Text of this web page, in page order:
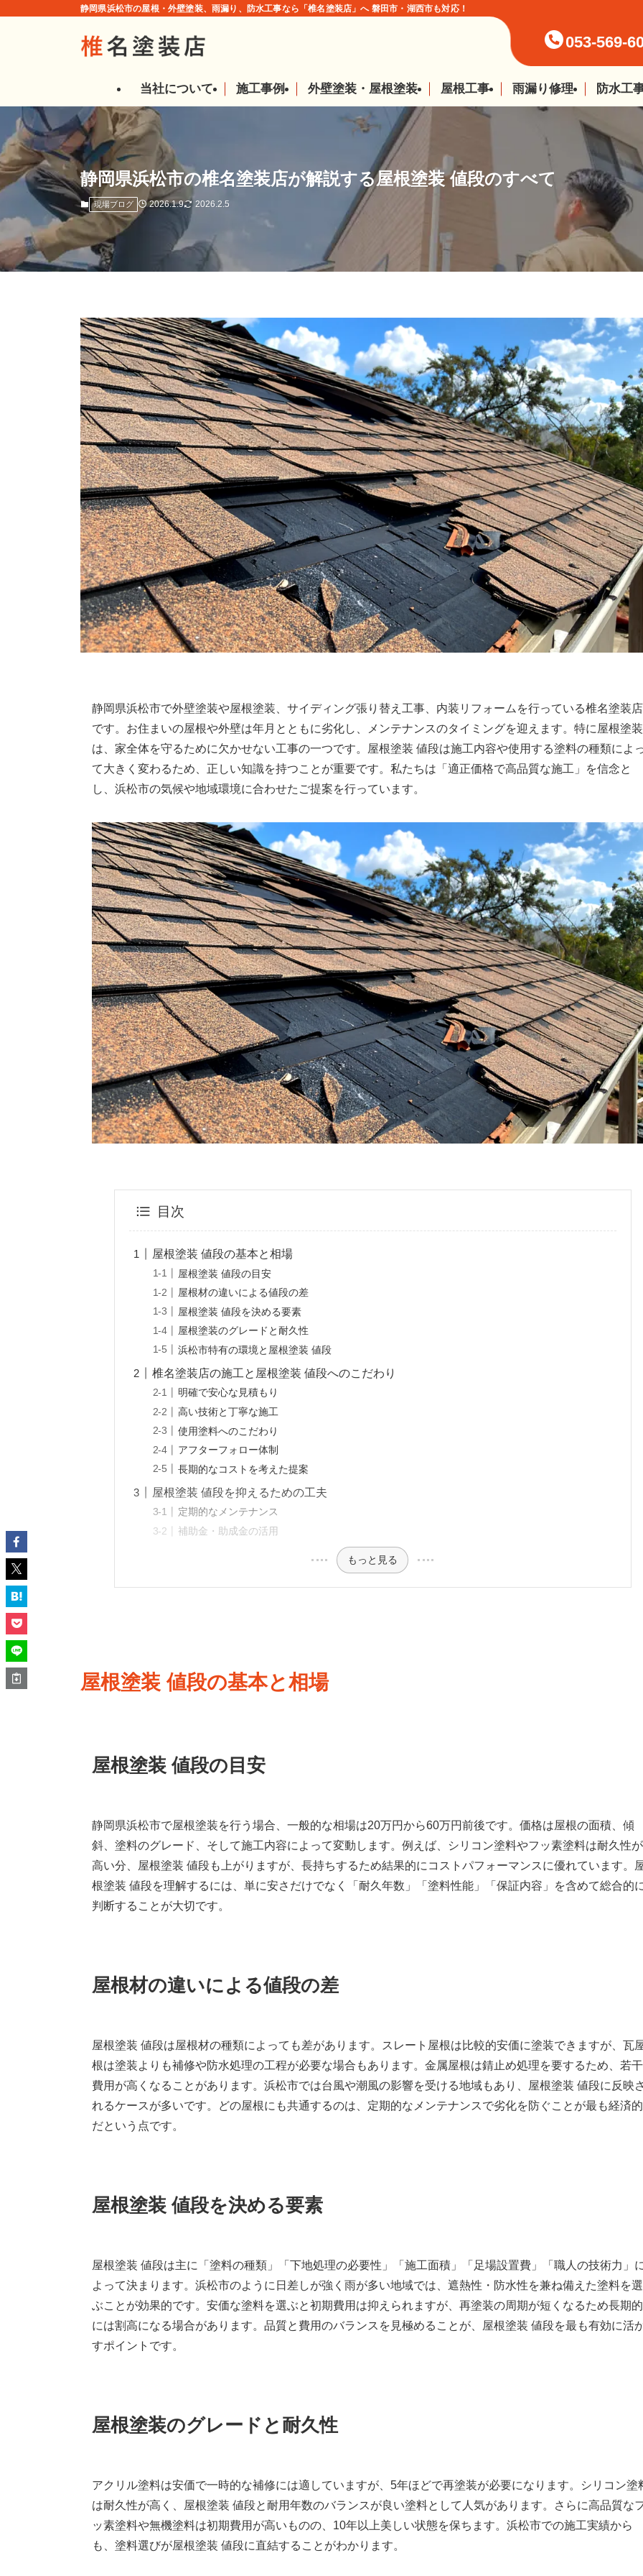
静岡県浜松市の屋根・外壁塗装、雨漏り、防水工事なら「椎名塗装店」へ 磐田市・湖西市も対応！
当社について 施工事例 外壁塗装・屋根塗装 屋根工事 雨漏り修理 防水工
053-569-
静岡県浜松市の椎名塗装店が解説する屋根塗装 値段のすべて
現場ブログ 2026.1.9 2026.2.5
静岡県浜松市で外壁塗装や屋根塗装、サイディング張り替え工事、内装リフォームを行っている椎名塗装店
です。お住まいの屋根や外壁は年月とともに劣化し、メンテナンスのタイミングを迎えます。特に屋根塗装
は、家全体を守るために欠かせない工事の一つです。屋根塗装 値段は施工内容や使用する塗料の種類によ
て大きく変わるため、正しい知識を持つことが重要です。私たちは「適正価格で高品質な施工」を信念と
し、浜松市の気候や地域環境に合わせたご提案を行っています。
目次
屋根塗装 値段の基本と相場
屋根塗装 値段の目安
屋根材の違いによる値段の差
屋根塗装 値段を決める要素
屋根塗装のグレードと耐久性
浜松市特有の環境と屋根塗装 値段
椎名塗装店の施工と屋根塗装 値段へのこだわり
明確で安心な見積もり
高い技術と丁寧な施工
使用塗料へのこだわり
アフターフォロー体制
長期的なコストを考えた提案
屋根塗装 値段を抑えるための工夫
定期的なメンテナンス
補助金・助成金の活用
もっと見る
屋根塗装 値段の基本と相場
屋根塗装 値段の目安
静岡県浜松市で屋根塗装を行う場合、一般的な相場は20万円から60万円前後です。価格は屋根の面積、傾
斜、塗料のグレード、そして施工内容によって変動します。例えば、シリコン塗料やフッ素塗料は耐久性が
高い分、屋根塗装 値段も上がりますが、長持ちするため結果的にコストパフォーマンスに優れています。
根塗装 値段を理解するには、単に安さだけでなく「耐久年数」「塗料性能」「保証内容」を含めて総合的
判断することが大切です。
屋根材の違いによる値段の差
屋根塗装 値段は屋根材の種類によっても差があります。スレート屋根は比較的安価に塗装できますが、瓦
根は塗装よりも補修や防水処理の工程が必要な場合もあります。金属屋根は錆止め処理を要するため、若干
費用が高くなることがあります。浜松市では台風や潮風の影響を受ける地域もあり、屋根塗装 値段に反映
れるケースが多いです。どの屋根にも共通するのは、定期的なメンテナンスで劣化を防ぐことが最も経済的
だという点です。
屋根塗装 値段を決める要素
屋根塗装 値段は主に「塗料の種類」「下地処理の必要性」「施工面積」「足場設置費」「職人の技術力」
よって決まります。浜松市のように日差しが強く雨が多い地域では、遮熱性・防水性を兼ね備えた塗料を選
ぶことが効果的です。安価な塗料を選ぶと初期費用は抑えられますが、再塗装の周期が短くなるため長期的
には割高になる場合があります。品質と費用のバランスを見極めることが、屋根塗装 値段を最も有効に活
すポイントです。
屋根塗装のグレードと耐久性
アクリル塗料は安価で一時的な補修には適していますが、5年ほどで再塗装が必要になります。シリコン塗
は耐久性が高く、屋根塗装 値段と耐用年数のバランスが良い塗料として人気があります。さらに高品質な
ッ素塗料や無機塗料は初期費用が高いものの、10年以上美しい状態を保ちます。浜松市での施工実績から
も、塗料選びが屋根塗装 値段に直結することがわかります。